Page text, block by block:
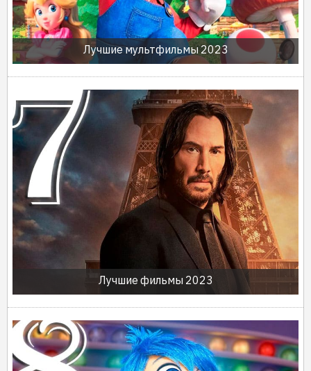
Лучшие мультфильмы 2023
Лучшие фильмы 2023